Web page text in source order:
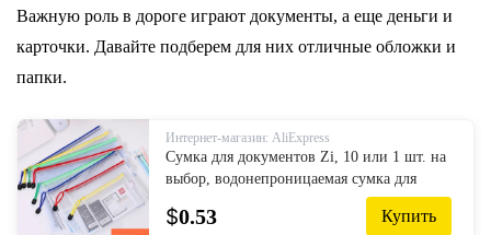
Важную роль в дороге играют документы, а еще деньги и
карточки. Давайте подберем для них отличные обложки и
папки.
Интернет-магазин: AliExpress
Сумка для документов Zi, 10 или 1 шт. на
выбор, водонепроницаемая сумка для
документов, карманная папка, Офисная
школьная папка для файлов, прин...
$0.53 Купить